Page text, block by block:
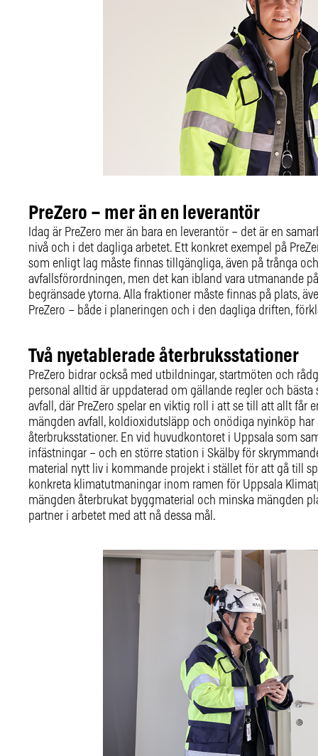
PreZero – mer än en leverantör
Idag är PreZero mer än bara en leverantör – det är en
nivå och i det dagliga arbetet. Ett konkret exempel på
som enligt lag måste finnas tillgängliga, även på trånga
avfallsförordningen, men det kan ibland vara utmanande
begränsade ytorna. Alla fraktioner måste finnas på plats,
PreZero – både i planeringen och i den dagliga driften,
Två nyetablerade återbruksstationer
PreZero bidrar också med utbildningar, startmöten och
personal alltid är uppdaterad om gällande regler och
avfall, där PreZero spelar en viktig roll i att se till att allt får
mängden avfall, koldioxidutsläpp och onödiga nyinköp
återbruksstationer. En vid huvudkontoret i Uppsala som
infästningar – och en större station i Skälby för
material nytt liv i kommande projekt i stället för att gå till
konkreta klimatutmaningar inom ramen för Uppsala
mängden återbrukat byggmaterial och minska mängden
partner i arbetet med att nå dessa mål.